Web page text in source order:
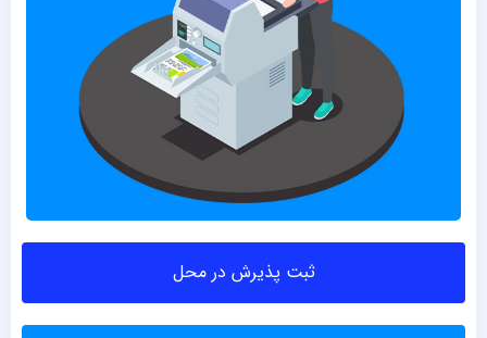
ثبت پذیرش در محل